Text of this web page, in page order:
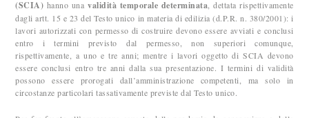
(SCIA) hanno una validità temporale determinata , dettata rispettivamente
dagli artt. 15 e 23 del Testo unico in materia di edilizia (d.P.R. n. 380/2001): i
lavori autorizzati con permesso di costruire devono essere avviati e conclusi
entro i termini previsto dal permesso, non superiori comunque,
rispettivamente, a uno e tre anni; mentre i lavori oggetto di SCIA devono
essere conclusi entro tre anni dalla sua presentazione. I termini di validità
possono essere prorogati dall’amministrazione competenti, ma solo in
circostanze particolari tassativamente previste dal Testo unico.